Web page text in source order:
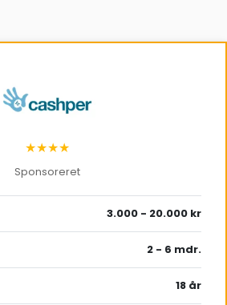
★★★★
Sponsoreret
3.000 - 20.000 kr
2 - 6 mdr.
18 år